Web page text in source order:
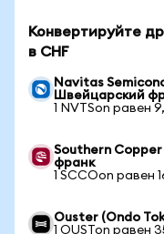
Конвертируйте
в CHF
Navitas
Швейцарский
1 NVTSon равен
Southern
франк
1 SCCOon равен
Ouster (Ondo
1 OUSTon равен